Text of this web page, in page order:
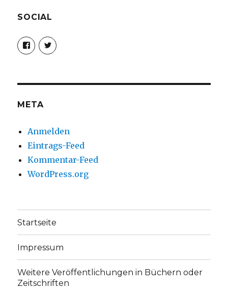
SOCIAL
Profil
von
christoph.fleischer1
anzeigen
Profil
von
anzeigen
META
Anmelden
Eintrags-Feed
Kommentar-Feed
WordPress.org
Startseite
Impressum
Weitere Veröffentlichungen in Büchern oder
Zeitschriften